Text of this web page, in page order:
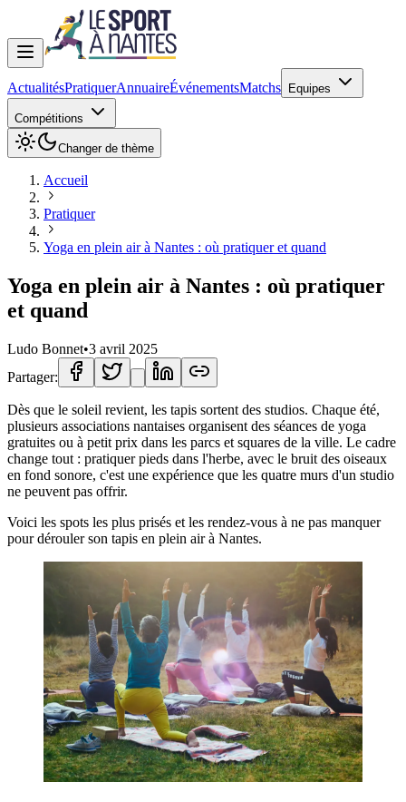
ActualitésPratiquerAnnuaireÉvénementsMatchs Equipes
Compétitions
Changer de thème
Accueil
Pratiquer
Yoga en plein air à Nantes : où pratiquer et quand
Yoga en plein air à Nantes : où pratiquer
et quand
Ludo Bonnet•3 avril 2025
Partager:
Dès que le soleil revient, les tapis sortent des studios. Chaque été,
plusieurs associations nantaises organisent des séances de yoga
gratuites ou à petit prix dans les parcs et squares de la ville. Le cadre
change tout : pratiquer pieds dans l'herbe, avec le bruit des oiseaux
en fond sonore, c'est une expérience que les quatre murs d'un studio
ne peuvent pas offrir.
Voici les spots les plus prisés et les rendez-vous à ne pas manquer
pour dérouler son tapis en plein air à Nantes.